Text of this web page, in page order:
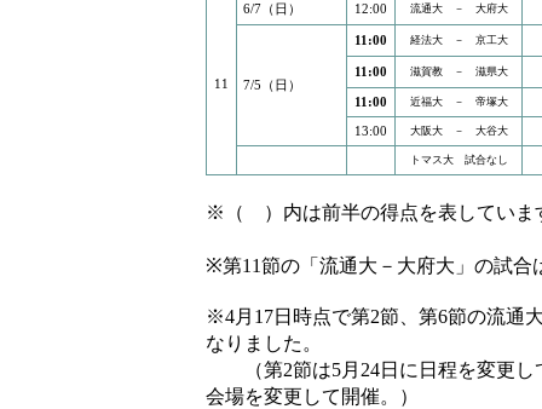
11
6/7（日） 12:00 流通大 － 大府大
7/5（日）
11:00 経法大 － 京工大
11:00 滋賀教 － 滋県大
11:00 近福大 － 帝塚大
13:00 大阪大 － 大谷大
トマス大 試合なし
※（ ）内は前半の得点を表していま
※第11節の「流通大－大府大」の試合
※4月17日時点で第2節、第6節の流通
なりました。
（第2節は5月24日に日程を変更し
会場を変更して開催。）